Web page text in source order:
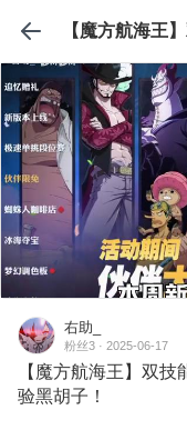
右助_
粉丝3 · 2025-06-17
【魔方航海王】双
验黑胡子！